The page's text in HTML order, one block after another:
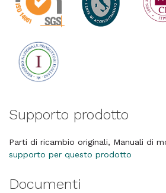
Supporto prodotto
Parti di ricambio originali, Manuali di
supporto per questo prodotto
Documenti